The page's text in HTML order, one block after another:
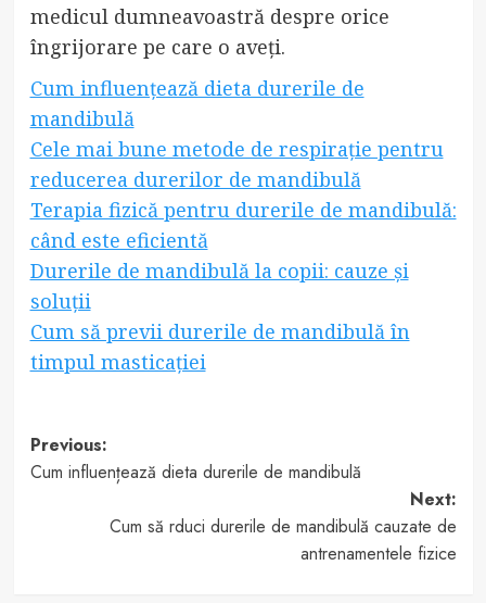
medicul dumneavoastră despre orice
îngrijorare pe care o aveți.
Cum influențează dieta durerile de
mandibulă
Cele mai bune metode de respirație pentru
reducerea durerilor de mandibulă
Terapia fizică pentru durerile de mandibulă:
când este eficientă
Durerile de mandibulă la copii: cauze și
soluții
Cum să previi durerile de mandibulă în
timpul masticației
Post
navigation
Previous:
Cum influențează dieta durerile de mandibulă
Next:
Cum să rduci durerile de mandibulă cauzate de
antrenamentele fizice